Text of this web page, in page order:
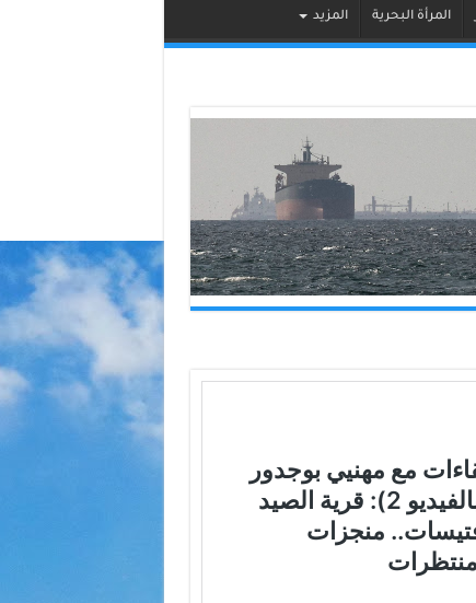
المرأة البحرية المزيد